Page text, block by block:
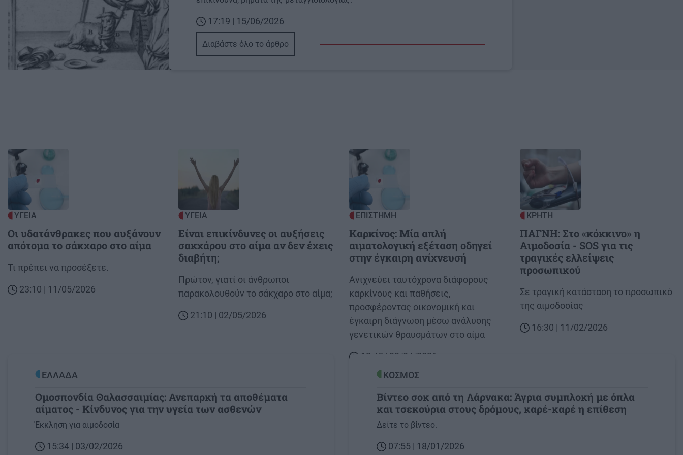
17:19 | 15/06/2026
Διαβάστε όλο το άρθρο
Image
ΥΓΕΙΑ
Οι υδατάνθρακες που αυξάνουν
απότομα το σάκχαρο στο αίμα
Body
Τι πρέπει να προσέξετε.
23:10 | 11/05/2026
ΥΓΕΙΑ
Είναι επικίνδυνες οι αυξήσεις
σακχάρου στο αίμα αν δεν έχεις
διαβήτη;
Body
Πρώτον, γιατί οι άνθρωποι
παρακολουθούν το σάκχαρο στο αίμα;
21:10 | 02/05/2026
Image
ΕΠΙΣΤΗΜΗ
Καρκίνος: Μία απλή
αιματολογική εξέταση οδηγεί
στην έγκαιρη ανίχνευσή
Body
Ανιχνεύει ταυτόχρονα διάφορους
καρκίνους και παθήσεις,
προσφέροντας οικονομική και
έγκαιρη διάγνωση μέσω ανάλυσης
γενετικών θραυσμάτων στο αίμα
12:45 | 08/04/2026
ΚΡΗΤΗ
ΠΑΓΝΗ: Στο «κόκκινο» η
Αιμοδοσία - SOS για τις
τραγικές ελλείψεις
προσωπικού
Body
Σε τραγική κατάσταση το προσωπικό
της αιμοδοσίας
16:30 | 11/02/2026
ΕΛΛΑΔΑ
Ομοσπονδία Θαλασσαιμίας: Ανεπαρκή τα αποθέματα
αίματος - Κίνδυνος για την υγεία των ασθενών
Έκκληση για αιμοδοσία
15:34 | 03/02/2026
ΚΟΣΜΟΣ
Βίντεο σοκ από τη Λάρνακα: Άγρια συμπλοκή με όπλα
και τσεκούρια στους δρόμους, καρέ-καρέ η επίθεση
Δείτε το βίντεο.
07:55 | 18/01/2026